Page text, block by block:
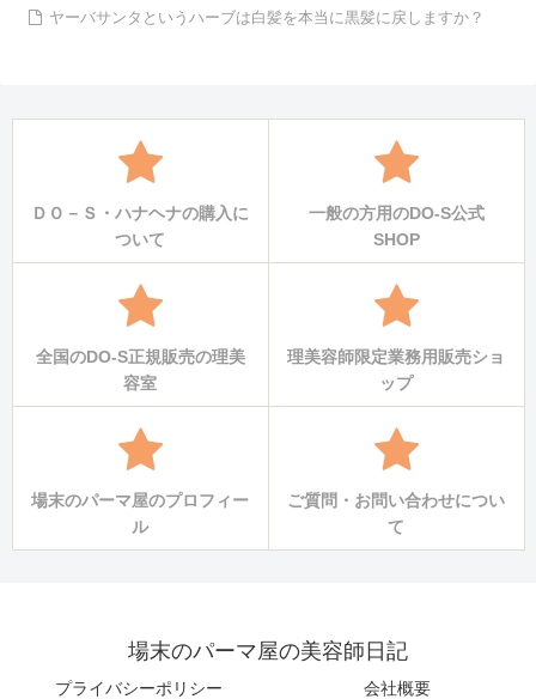
ヤーバサンタというハーブは白髪を本当に黒髪に戻しますか？
ＤＯ－Ｓ・ハナヘナの購入に
ついて
一般の方用のDO-S公式
SHOP
全国のDO-S正規販売の理美
容室
理美容師限定業務用販売ショ
ップ
場末のパーマ屋のプロフィー
ル
ご質問・お問い合わせについ
て
場末のパーマ屋の美容師日記
プライバシーポリシー 会社概要